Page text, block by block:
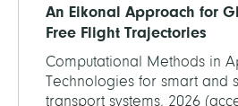
An Eikonal Approach for
Free Flight Trajectories
Computational Methods in
Technologies for smart and
transport systems, 2026